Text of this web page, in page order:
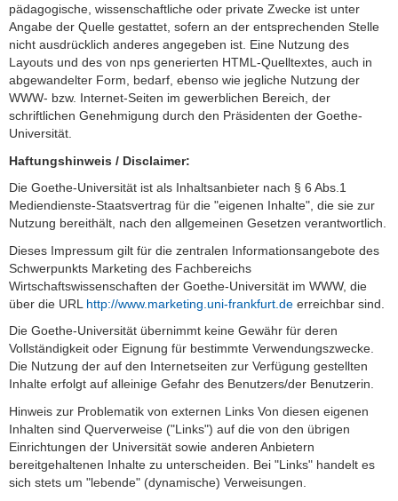
pädagogische, wissenschaftliche oder private Zwecke ist unter
Angabe der Quelle gestattet, sofern an der entsprechenden Stelle
nicht ausdrücklich anderes angegeben ist. Eine Nutzung des
Layouts und des von nps generierten HTML-Quelltextes, auch in
abgewandelter Form, bedarf, ebenso wie jegliche Nutzung der
WWW- bzw. Internet-Seiten im gewerblichen Bereich, der
schriftlichen Genehmigung durch den Präsidenten der Goethe-
Universität.
Haftungshinweis / Disclaimer:
Die Goethe-Universität ist als Inhaltsanbieter nach § 6 Abs.1
Mediendienste-Staatsvertrag für die "eigenen Inhalte", die sie zur
Nutzung bereithält, nach den allgemeinen Gesetzen verantwortlich.
Dieses Impressum gilt für die zentralen Informationsangebote des
Schwerpunkts Marketing des Fachbereichs
Wirtschaftswissenschaften der Goethe-Universität im WWW, die
über die URL http://www.marketing.uni-frankfurt.de erreichbar sind.
Die Goethe-Universität übernimmt keine Gewähr für deren
Vollständigkeit oder Eignung für bestimmte Verwendungszwecke.
Die Nutzung der auf den Internetseiten zur Verfügung gestellten
Inhalte erfolgt auf alleinige Gefahr des Benutzers/der Benutzerin.
Hinweis zur Problematik von externen Links Von diesen eigenen
Inhalten sind Querverweise ("Links") auf die von den übrigen
Einrichtungen der Universität sowie anderen Anbietern
bereitgehaltenen Inhalte zu unterscheiden. Bei "Links" handelt es
sich stets um "lebende" (dynamische) Verweisungen.